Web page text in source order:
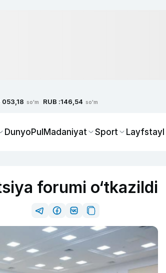
053,18 so'm RUB :146,54 so'm
DunyoPulMadaniyat Sport Layfstayl
forumi o‘tkazildi